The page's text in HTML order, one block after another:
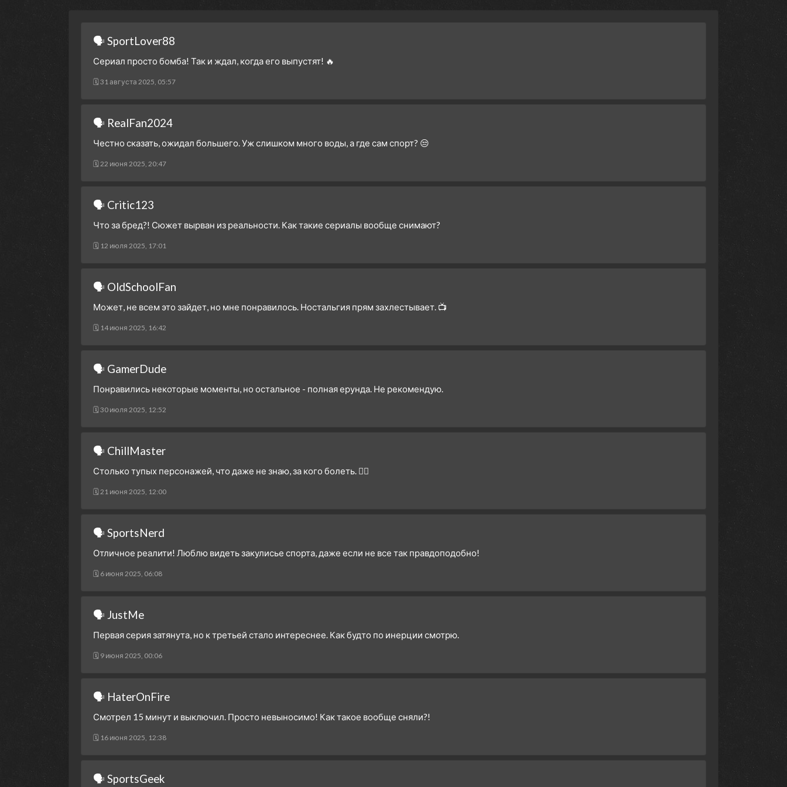
🗣 SportLover88
Сериал просто бомба! Так и ждал, когда его выпустят! 🔥
🗓 31 августа 2025, 05:57
🗣 RealFan2024
Честно сказать, ожидал большего. Уж слишком много воды, а где сам спорт? 😒
🗓 22 июня 2025, 20:47
🗣 Critic123
Что за бред?! Сюжет вырван из реальности. Как такие сериалы вообще снимают?
🗓 12 июля 2025, 17:01
🗣 OldSchoolFan
Может, не всем это зайдет, но мне понравилось. Ностальгия прям захлестывает. 📺
🗓 14 июня 2025, 16:42
🗣 GamerDude
Понравились некоторые моменты, но остальное - полная ерунда. Не рекомендую.
🗓 30 июля 2025, 12:52
🗣 ChillMaster
Столько тупых персонажей, что даже не знаю, за кого болеть. 🤦‍♂️
🗓 21 июня 2025, 12:00
🗣 SportsNerd
Отличное реалити! Люблю видеть закулисье спорта, даже если не все так правдоподобно!
🗓 6 июня 2025, 06:08
🗣 JustMe
Первая серия затянута, но к третьей стало интереснее. Как будто по инерции смотрю.
🗓 9 июня 2025, 00:06
🗣 HaterOnFire
Смотрел 15 минут и выключил. Просто невыносимо! Как такое вообще сняли?!
🗓 16 июня 2025, 12:38
🗣 SportsGeek